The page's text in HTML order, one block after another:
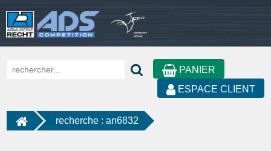
PANIER
ESPACE CLIENT
recherche : an6832